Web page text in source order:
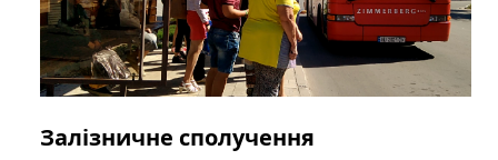
Залізничне сполучення